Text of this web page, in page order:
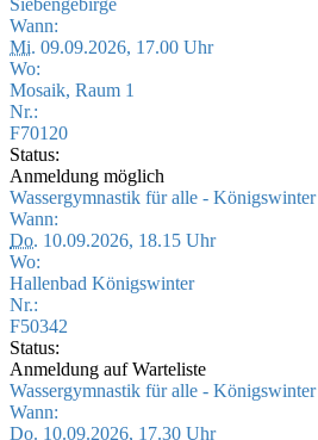
Siebengebirge
Wann:
Mi. 09.09.2026, 17.00 Uhr
Wo:
Mosaik, Raum 1
Nr.:
F70120
Status:
Anmeldung möglich
Wassergymnastik für alle - Königswinter
Wann:
Do. 10.09.2026, 18.15 Uhr
Wo:
Hallenbad Königswinter
Nr.:
F50342
Status:
Anmeldung auf Warteliste
Wassergymnastik für alle - Königswinter
Wann:
Do. 10.09.2026, 17.30 Uhr